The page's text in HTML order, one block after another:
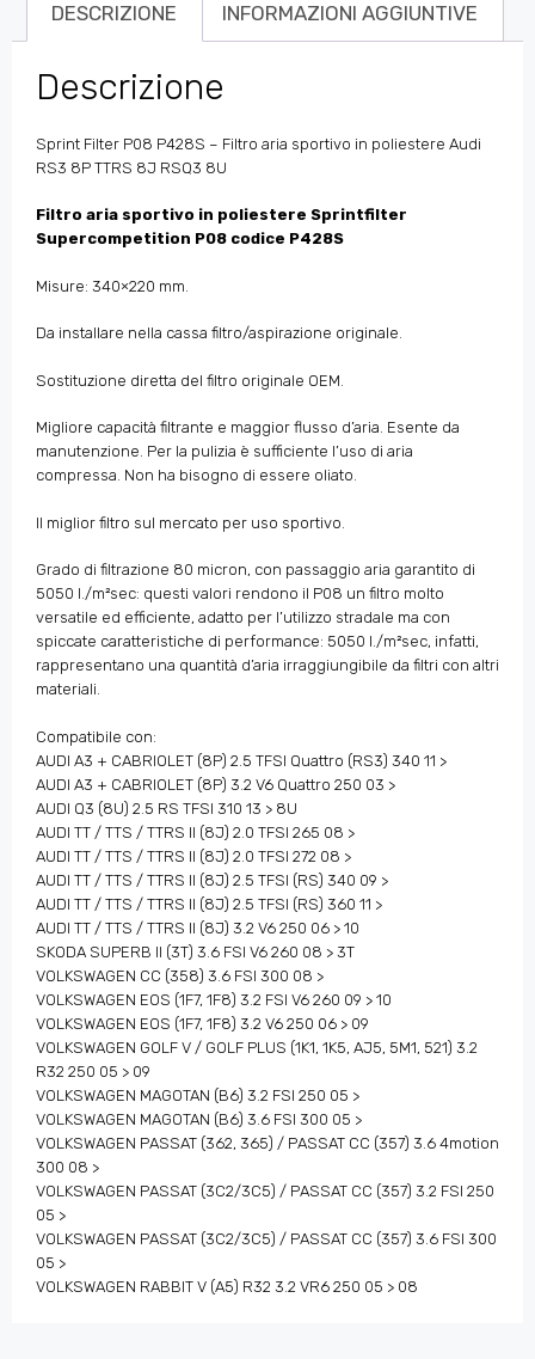
DESCRIZIONE INFORMAZIONI AGGIUNTIVE
Descrizione
Sprint Filter P08 P428S – Filtro aria sportivo in poliestere Audi
RS3 8P TTRS 8J RSQ3 8U
Filtro aria sportivo in poliestere Sprintfilter
Supercompetition P08 codice P428S
Misure: 340×220 mm.
Da installare nella cassa filtro/aspirazione originale.
Sostituzione diretta del filtro originale OEM.
Migliore capacità filtrante e maggior flusso d’aria. Esente da
manutenzione. Per la pulizia è sufficiente l’uso di aria
compressa. Non ha bisogno di essere oliato.
Il miglior filtro sul mercato per uso sportivo.
Grado di filtrazione 80 micron, con passaggio aria garantito di
5050 l./m²sec: questi valori rendono il P08 un filtro molto
versatile ed efficiente, adatto per l’utilizzo stradale ma con
spiccate caratteristiche di performance: 5050 l./m²sec, infatti,
rappresentano una quantità d’aria irraggiungibile da filtri con altri
materiali.
Compatibile con:
AUDI A3 + CABRIOLET (8P) 2.5 TFSI Quattro (RS3) 340 11 >
AUDI A3 + CABRIOLET (8P) 3.2 V6 Quattro 250 03 >
AUDI Q3 (8U) 2.5 RS TFSI 310 13 > 8U
AUDI TT / TTS / TTRS II (8J) 2.0 TFSI 265 08 >
AUDI TT / TTS / TTRS II (8J) 2.0 TFSI 272 08 >
AUDI TT / TTS / TTRS II (8J) 2.5 TFSI (RS) 340 09 >
AUDI TT / TTS / TTRS II (8J) 2.5 TFSI (RS) 360 11 >
AUDI TT / TTS / TTRS II (8J) 3.2 V6 250 06 > 10
SKODA SUPERB II (3T) 3.6 FSI V6 260 08 > 3T
VOLKSWAGEN CC (358) 3.6 FSI 300 08 >
VOLKSWAGEN EOS (1F7, 1F8) 3.2 FSI V6 260 09 > 10
VOLKSWAGEN EOS (1F7, 1F8) 3.2 V6 250 06 > 09
VOLKSWAGEN GOLF V / GOLF PLUS (1K1, 1K5, AJ5, 5M1, 521) 3.2
R32 250 05 > 09
VOLKSWAGEN MAGOTAN (B6) 3.2 FSI 250 05 >
VOLKSWAGEN MAGOTAN (B6) 3.6 FSI 300 05 >
VOLKSWAGEN PASSAT (362, 365) / PASSAT CC (357) 3.6 4motion
300 08 >
VOLKSWAGEN PASSAT (3C2/3C5) / PASSAT CC (357) 3.2 FSI 250
05 >
VOLKSWAGEN PASSAT (3C2/3C5) / PASSAT CC (357) 3.6 FSI 300
05 >
VOLKSWAGEN RABBIT V (A5) R32 3.2 VR6 250 05 > 08